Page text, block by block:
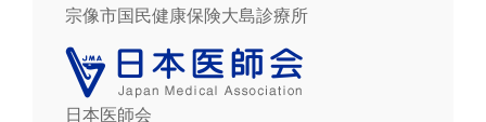
宗像市国民健康保険大島診療所
日本医師会